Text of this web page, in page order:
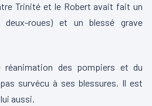
Trinité et le Robert avait fait un
roues) et un blessé grave
réanimation des pompiers et du
survécu à ses blessures. Il est
aussi.